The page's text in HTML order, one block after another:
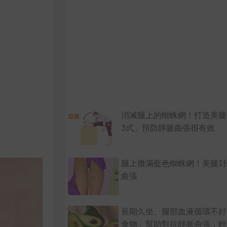
消滅腿上的蜘蛛網！打造美
3式」預防靜脈曲張很有效
腿上撒滿藍色蜘蛛網！美腿1
曲張
長期久坐、腿部血液循環不
食物」幫助對抗靜脈曲張，